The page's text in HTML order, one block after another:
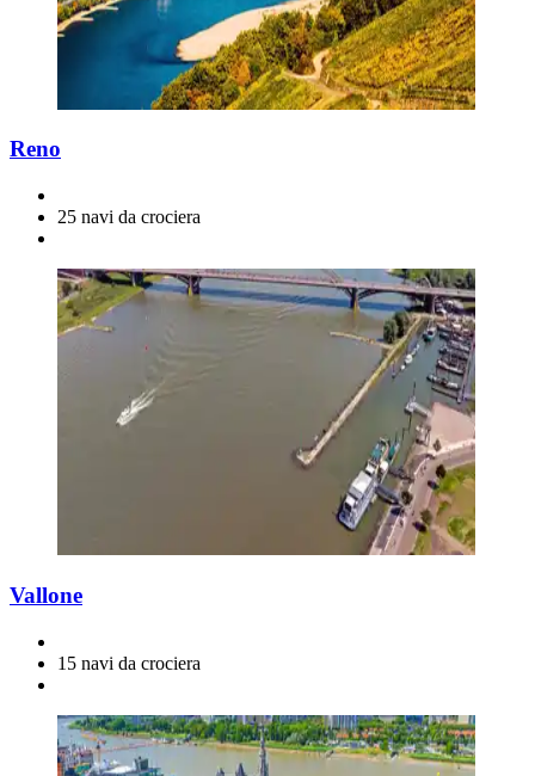
Reno
25 navi da crociera
Vallone
15 navi da crociera